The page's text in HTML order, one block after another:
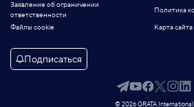
Заявление об ограничении
ответственности
Политика
Файлы cookie Карта сайта
Подписаться
© 2026 GRATA International